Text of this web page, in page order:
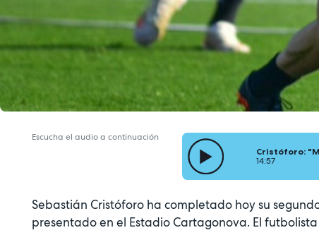
Escucha el audio a continuación
Cristóforo:
14:57
Sebastián Cristóforo ha completado hoy su
presentado en el Estadio Cartagonova. El